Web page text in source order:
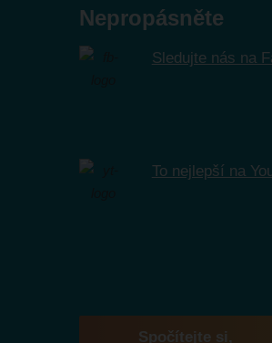
Nepropásněte
Sledujte nás na
To nejlepší na
Spočítejte si,